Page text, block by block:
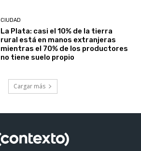
CIUDAD
La Plata: casi el 10% de la tierra
rural está en manos extranjeras
mientras el 70% de los productores
no tiene suelo propio
Cargar más